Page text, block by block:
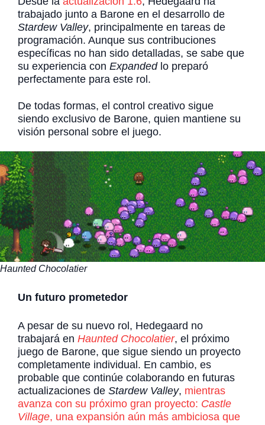
trabajado junto a Barone en el desarrollo de
Stardew Valley, principalmente en tareas de
programación. Aunque sus contribuciones
específicas no han sido detalladas, se sabe que
su experiencia con Expandedlo preparó
perfectamente para este rol.
De todas formas, el control creativo sigue
siendo exclusivo de Barone, quien mantiene su
visión personal sobre el juego.
Haunted Chocolatier
Un futuro prometedor
A pesar de su nuevo rol, Hedegaard no
trabajará en Haunted Chocolatier, el próximo
juego de Barone, que sigue siendo un proyecto
completamente individual. En cambio, es
probable que continúe colaborando en futuras
actualizaciones de Stardew Valley, mientras
avanza con su próximo gran proyecto: Castle
Village, una expansión aún más ambiciosa que